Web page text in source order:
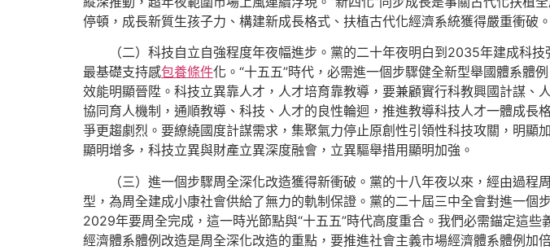
停頓，成長新質生孩子力、構建新成長格式、扶植古代化經濟系統獲得嚴重衝破。
（二）科技自立自強程度年夜幅進步。黨的二十年夜明白到2035年建成科
最基礎支持感包養條件化。“十五五”時代，必需進一個步驟健全新型舉國體系體
效能明顯晉陞。科技立異靠人才，人才培育靠教導，要兼顧實行科教興國計謀
協同育人機制，通順教導、科技、人才的良性輪迴，推進教導科技人才一體成
爭更趨劇烈。要繚繞國度計謀需求，集聚氣力停止原創性引領性科技攻關，明
顯明增多，科技立異與財產立異深度融會，立異驅舉措用顯明加強。
（三）進一個步驟周全深化改造獲得新衝破。黨的十八年夜以來，經由過
型，為周全建成小康社會供給了無力的軌制保證。黨的二十屆三中全會對進一
2029年要周全完成，這一時光節點與“十五五”時代高度重合。我們必需錨定這
經濟體系體例改造是周全深化改造的重點，要推進社會主義市場經濟體系體例加